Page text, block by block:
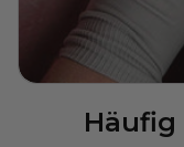
Häufig